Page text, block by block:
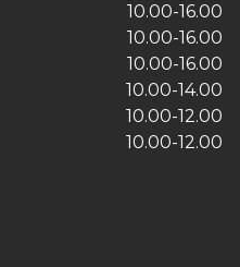
10.00-16.00
10.00-16.00
10.00-16.00
10.00-14.00
10.00-12.00
10.00-12.00